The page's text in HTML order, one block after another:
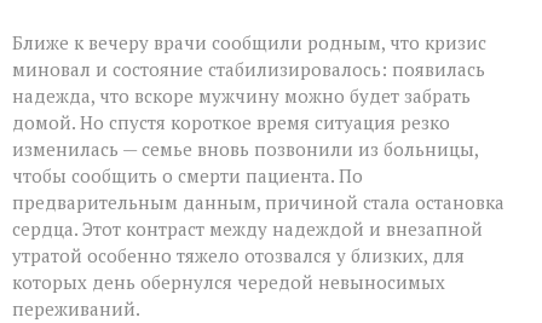
Ближе к вечеру врачи сообщили родным, что кризис
миновал и состояние стабилизировалось: появилась
надежда, что вскоре мужчину можно будет забрать
домой. Но спустя короткое время ситуация резко
изменилась — семье вновь позвонили из больницы,
чтобы сообщить о смерти пациента. По
предварительным данным, причиной стала остановка
сердца. Этот контраст между надеждой и внезапной
утратой особенно тяжело отозвался у близких, для
которых день обернулся чередой невыносимых
переживаний.